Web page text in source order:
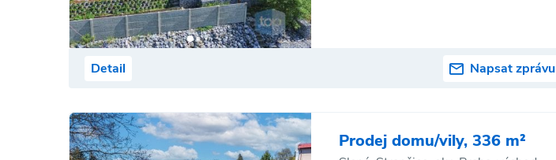
Detail Napsat zprávu
Prodej domu/vily, 336 m²